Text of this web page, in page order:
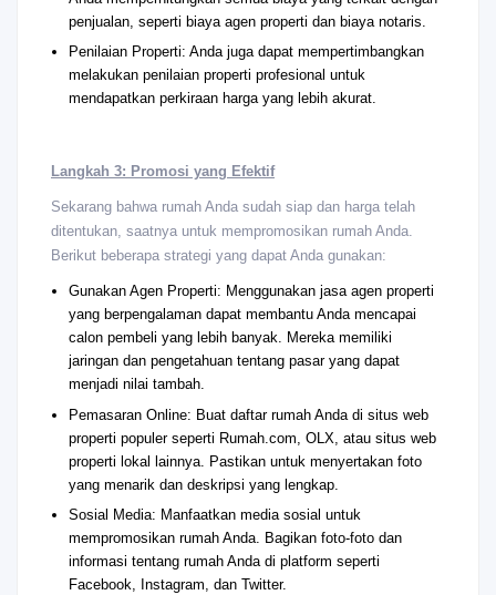
penjualan, seperti biaya agen properti dan biaya notaris.
Penilaian Properti: Anda juga dapat mempertimbangkan
melakukan penilaian properti profesional untuk
mendapatkan perkiraan harga yang lebih akurat.
Langkah 3: Promosi yang Efektif
Sekarang bahwa rumah Anda sudah siap dan harga telah
ditentukan, saatnya untuk mempromosikan rumah Anda.
Berikut beberapa strategi yang dapat Anda gunakan:
Gunakan Agen Properti: Menggunakan jasa agen properti
yang berpengalaman dapat membantu Anda mencapai
calon pembeli yang lebih banyak. Mereka memiliki
jaringan dan pengetahuan tentang pasar yang dapat
menjadi nilai tambah.
Pemasaran Online: Buat daftar rumah Anda di situs web
properti populer seperti Rumah.com, OLX, atau situs web
properti lokal lainnya. Pastikan untuk menyertakan foto
yang menarik dan deskripsi yang lengkap.
Sosial Media: Manfaatkan media sosial untuk
mempromosikan rumah Anda. Bagikan foto-foto dan
informasi tentang rumah Anda di platform seperti
Facebook, Instagram, dan Twitter.